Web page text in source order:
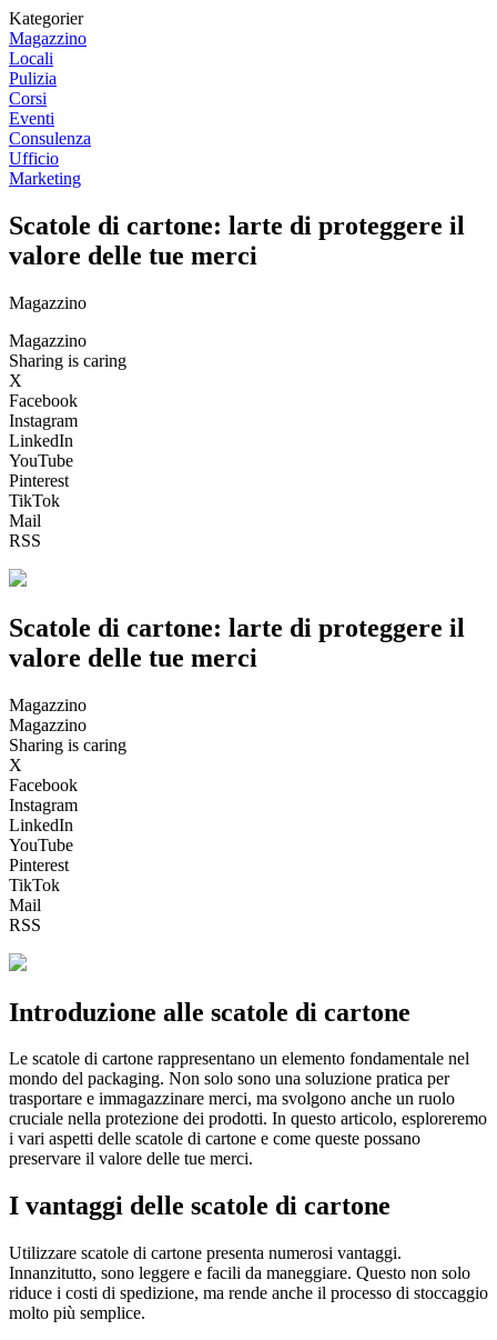
Kategorier
Magazzino
Locali
Pulizia
Corsi
Eventi
Consulenza
Ufficio
Marketing
Scatole di cartone: larte di proteggere il
valore delle tue merci
Magazzino
Magazzino
Sharing is caring
X
Facebook
Instagram
LinkedIn
YouTube
Pinterest
TikTok
Mail
RSS
Scatole di cartone: larte di proteggere il
valore delle tue merci
Magazzino
Magazzino
Sharing is caring
X
Facebook
Instagram
LinkedIn
YouTube
Pinterest
TikTok
Mail
RSS
Introduzione alle scatole di cartone
Le scatole di cartone rappresentano un elemento fondamentale nel
mondo del packaging. Non solo sono una soluzione pratica per
trasportare e immagazzinare merci, ma svolgono anche un ruolo
cruciale nella protezione dei prodotti. In questo articolo, esploreremo
i vari aspetti delle scatole di cartone e come queste possano
preservare il valore delle tue merci.
I vantaggi delle scatole di cartone
Utilizzare scatole di cartone presenta numerosi vantaggi.
Innanzitutto, sono leggere e facili da maneggiare. Questo non solo
riduce i costi di spedizione, ma rende anche il processo di stoccaggio
molto più semplice.